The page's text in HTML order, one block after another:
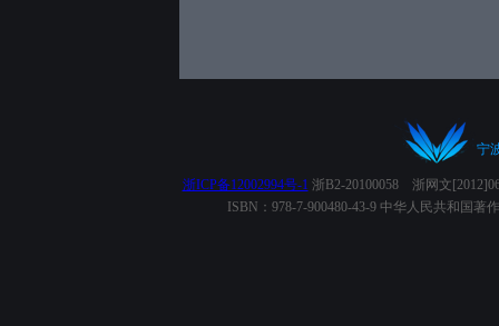
宁
浙ICP备12002994号-1 浙B2-20100058 浙网文
ISBN：978-7-900480-43-9 中华人民共和国